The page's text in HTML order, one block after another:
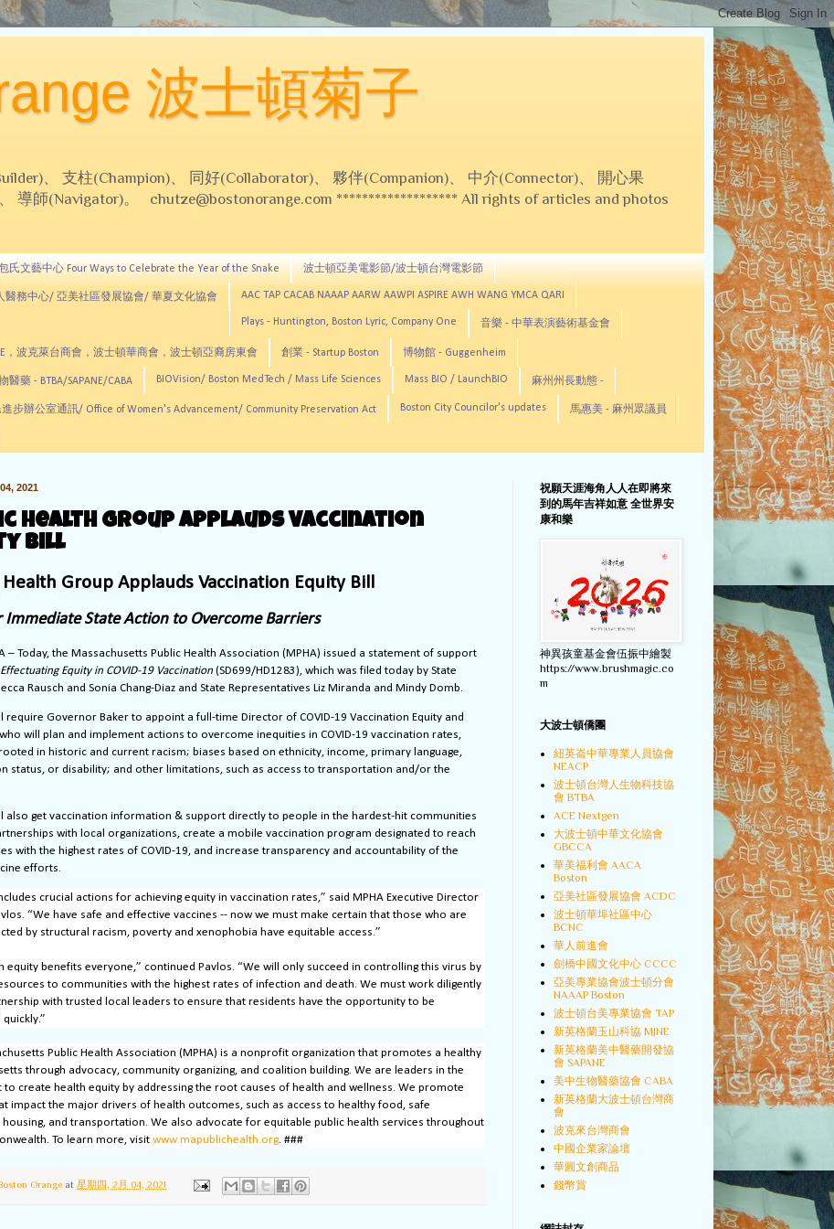
波士頓菊子
、 支柱(Champion)、 同好(Collaborator)、 夥伴(Companion)、 中介(Connector)、 開心果
導師(Navigator)。 chutze@bostonorange.com ******************* All rights of articles and photos
氏文藝中心 Four Ways to Celebrate the Year of the Snake 波士頓亞美電影節/波士頓台灣電影節
務中心/ 亞美社區發展協會/ 華夏文化協會 AAC TAP CACAB NAAAP AARW AAWPI ASPIRE AWH WANG YMCA QARI
Plays - Huntington, Boston Lyric, Company One 音樂 - 中華表演藝術基金會
，波克萊台商會，波士頓華商會，波士頓亞裔房東會 創業 - Startup Boston 博物館 - Guggenheim
醫藥 - BTBA/SAPANE/CABA BIOVision/ Boston MedTech / Mass Life Sciences Mass BIO / LaunchBIO 麻州州長動態 -
步辦公室通訊/ Office of Women's Advancement/ Community Preservation Act Boston City Councilor's updates 馬惠美 - 麻州眾議員
2021
Health Group Applauds Vaccination
Bill
Health Group Applauds Vaccination Equity Bill
Immediate State Action to Overcome Barriers
– Today, the Massachusetts Public Health Association (MPHA) issued a statement of support
Equity in COVID-19 Vaccination (SD699/HD1283), which was filed today by State
Rausch and Sonia Chang-Diaz and State Representatives Liz Miranda and Mindy Domb.
require Governor Baker to appoint a full-time Director of COVID-19 Vaccination Equity and
will plan and implement actions to overcome inequities in COVID-19 vaccination rates,
in historic and current racism; biases based on ethnicity, income, primary language,
status, or disability; and other limitations, such as access to transportation and/or the
also get vaccination information & support directly to people in the hardest-hit communities
with local organizations, create a mobile vaccination program designated to reach
with the highest rates of COVID-19, and increase transparency and accountability of the
efforts.
crucial actions for achieving equity in vaccination rates,” said MPHA Executive Director
“We have safe and effective vaccines -- now we must make certain that those who are
by structural racism, poverty and xenophobia have equitable access.”
equity benefits everyone,” continued Pavlos. “We will only succeed in controlling this virus by
to communities with the highest rates of infection and death. We must work diligently
with trusted local leaders to ensure that residents have the opportunity to be
Public Health Association (MPHA) is a nonprofit organization that promotes a healthy
through advocacy, community organizing, and coalition building. We are leaders in the
to create health equity by addressing the root causes of health and wellness. We promote
impact the major drivers of health outcomes, such as access to healthy food, safe
and transportation. We also advocate for equitable public health services throughout
To learn more, visit www.mapublichealth.org. ###
Orange at 星期四, 2月 04, 2021
祝願天涯海角人人在即將來
到的馬年吉祥如意 全世界安
康和樂
神異孩童基金會伍振中繪製
https://www.brushmagic.co
m
大波士頓僑團
紐英崙中華專業人員協會
NEACP
波士頓台灣人生物科技協
會 BTBA
ACE Nextgen
大波士頓中華文化協會
GBCCA
華美福利會 AACA
Boston
亞美社區發展協會 ACDC
波士頓華埠社區中心
BCNC
華人前進會
劍橋中國文化中心 CCCC
亞美專業協會波士頓分會
NAAAP Boston
波士頓台美專業協會 TAP
新英格蘭玉山科協 MJNE
新英格蘭美中醫藥開發協
會 SAPANE
美中生物醫藥協會 CABA
新英格蘭大波士頓台灣商
會
波克來台灣商會
中國企業家論壇
華圓文創商品
錢幣賞